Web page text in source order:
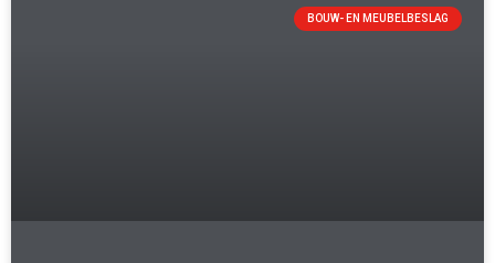
BOUW- EN MEUBELBESLAG